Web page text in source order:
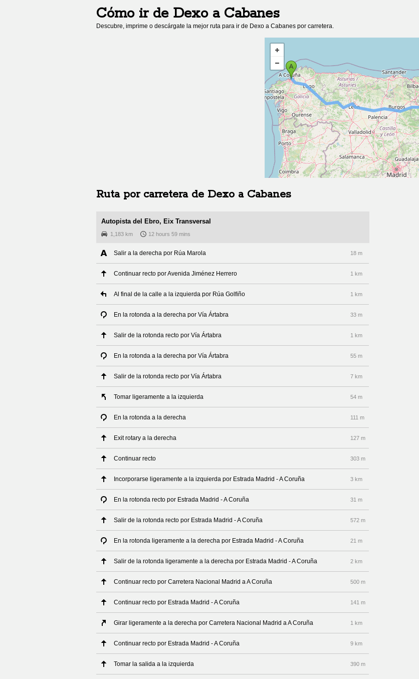
Cómo ir de Dexoa Cabanes
Descubre, imprime o descárgate la mejor ruta para ir de Dexo a Cabanes por carretera.
Ruta por carretera de Dexo a Cabanes
Autopista del Ebro, Eix Transversal
1,183 km 12 hours 59 mins
Salir a la derecha por Rúa Marola 18 m
Continuar recto por Avenida Jiménez Herrero 1 km
Al final de la calle a la izquierda por Rúa Golfiño 1 km
En la rotonda a la derecha por Vía Ártabra 33 m
Salir de la rotonda recto por Vía Ártabra 1 km
En la rotonda a la derecha por Vía Ártabra 55 m
Salir de la rotonda recto por Vía Ártabra 7 km
Tomar ligeramente a la izquierda 54 m
En la rotonda a la derecha 111 m
Exit rotary a la derecha 127 m
Continuar recto 303 m
Incorporarse ligeramente a la izquierda por Estrada Madrid - A Coruña 3 km
En la rotonda recto por Estrada Madrid - A Coruña 31 m
Salir de la rotonda recto por Estrada Madrid - A Coruña 572 m
En la rotonda ligeramente a la derecha por Estrada Madrid - A Coruña 21 m
Salir de la rotonda ligeramente a la derecha por Estrada Madrid - A Coruña 2 km
Continuar recto por Carretera Nacional Madrid a A Coruña 500 m
Continuar recto por Estrada Madrid - A Coruña 141 m
Girar ligeramente a la derecha por Carretera Nacional Madrid a A Coruña 1 km
Continuar recto por Estrada Madrid - A Coruña 9 km
Tomar la salida a la izquierda 390 m